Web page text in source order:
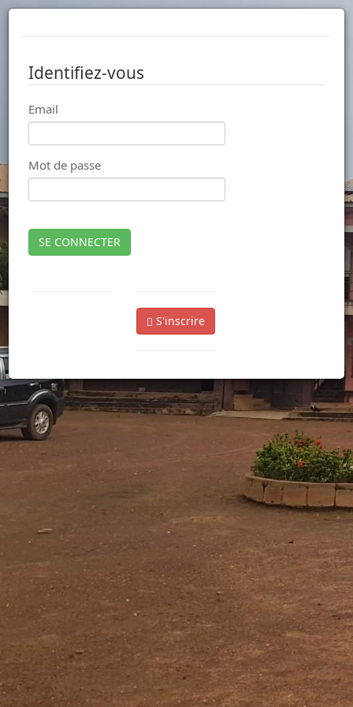
Identifiez-vous
Email
Mot de passe
SE CONNECTER
S'inscrire